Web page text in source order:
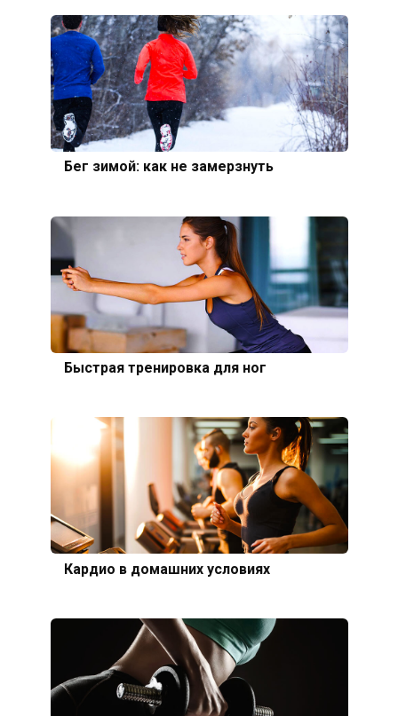
Бег зимой: как не замерзнуть
Быстрая тренировка для ног
Кардио в домашних условиях